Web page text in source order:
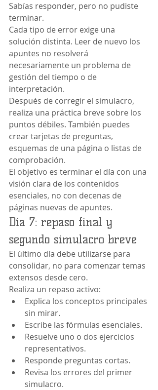
Sabías responder, pero no pudiste
terminar.
Cada tipo de error exige una
solución distinta. Leer de nuevo los
apuntes no resolverá
necesariamente un problema de
gestión del tiempo o de
interpretación.
Después de corregir el simulacro,
realiza una práctica breve sobre los
puntos débiles. También puedes
crear tarjetas de preguntas,
esquemas de una página o listas de
comprobación.
El objetivo es terminar el día con una
visión clara de los contenidos
esenciales, no con decenas de
páginas nuevas de apuntes.
Día 7: repaso final y
segundo simulacro breve
El último día debe utilizarse para
consolidar, no para comenzar temas
extensos desde cero.
Realiza un repaso activo:
Explica los conceptos principales
sin mirar.
Escribe las fórmulas esenciales.
Resuelve uno o dos ejercicios
representativos.
Responde preguntas cortas.
Revisa los errores del primer
simulacro.